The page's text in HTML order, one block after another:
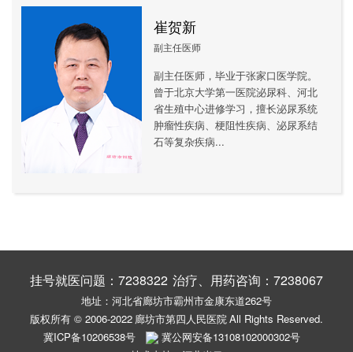
内镜科
病理科 放疗科
营养科 呼吸与危重症医学科 消化内科
内分泌肾病科
崔贺新
副主任医师
副主任医师，毕业于张家口医学院。
曾于北京大学第一医院泌尿科、河北
省生殖中心进修学习，擅长泌尿系统
肿瘤性疾病、梗阻性疾病、泌尿系结
石等复杂疾病...
挂号就医问题：7238322 治疗、用药咨询：7238067
地址：河北省廊坊市霸州市金康东道262号
版权所有 © 2006-2022 廊坊市第四人民医院All Rights Reserved.
冀ICP备10206538号
冀公网安备13108102000302号